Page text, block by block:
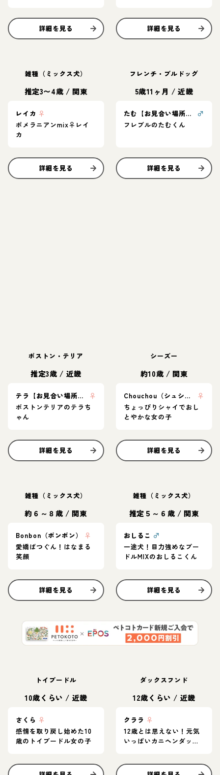
詳細を見る 詳細を見る
雑種（ミックス犬）
推定3〜4歳 / 関東
レイカ ♀
ポメラニアンmix♀レイ
カ
詳細を見る
フレンチ・ブルドッグ
5歳11ヶ月 /近畿
たむ【お見合い場所：東京】
♂
フレブルのたむくん
詳細を見る
ボストン・テリア
推定3歳 / 近畿
テラ【お見合い場所：神奈川】
♀
ボストンテリアのテラち
ゃん
詳細を見る
シーズー
約10歳 / 関東
Chouchou（シュシュ）
♀
ちょっぴりシャイでおし
とやかな女の子
詳細を見る
雑種（ミックス犬）
約６～８歳 / 関東
Bonbon（ボンボン）
♀
愛嬌ばつぐん！はなまる
笑顔
詳細を見る
雑種（ミックス犬）
推定５～６歳 / 関東
おしるこ ♂
一途犬！目力強めなプー
ドルMIXのおしるこくん
詳細を見る
トイプードル
10歳くらい / 近畿
さくら ♀
感情を取り戻し始めた10
歳のトイプードル女の子
ダックスフンド
12歳くらい / 近畿
クララ ♀
12歳とは思えない！元気
いっぱいカニヘンダック